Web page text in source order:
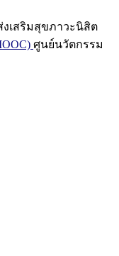
เสริมสุขภาวะนิสิต
ศูนย์นวัตกรรม